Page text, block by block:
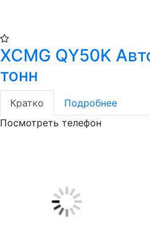
XCMG QY50K
тонн
Кратко
Подробнее
Посмотреть телефон